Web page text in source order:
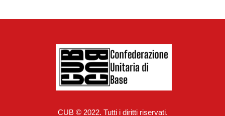
CUB © 2022. Tutti i diritti riservati.